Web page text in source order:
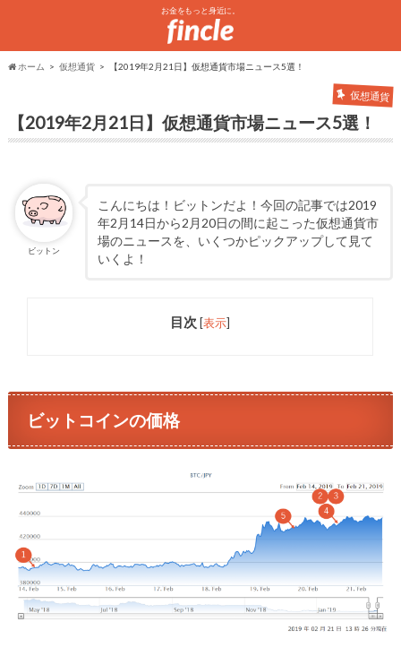
お金をもっと身近に。
ホーム 仮想通貨 【2019年2月21日】仮想通貨市場ニュース5選！
仮想通貨
【2019年2月21日】仮想通貨市場ニュース5選！
ビットン
こんにちは！ビットンだよ！今回の記事では2019
年2月14日から2月20日の間に起こった仮想通貨市
場のニュースを、いくつかピックアップして見て
いくよ！
目次 [表示]
ビットコインの価格